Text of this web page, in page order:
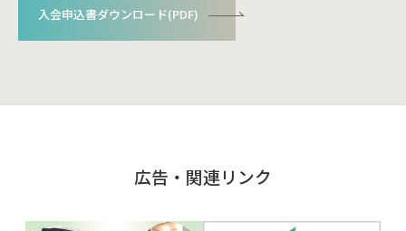
入会申込書ダウンロード(PDF)
広告・関連リンク